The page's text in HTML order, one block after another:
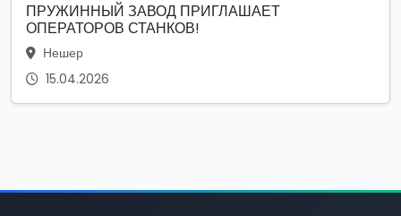
ПРУЖИННЫЙ ЗАВОД ПРИГЛАШАЕТ
ОПЕРАТОРОВ СТАНКОВ!
Нешер
15.04.2026